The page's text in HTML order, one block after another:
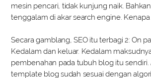
mesin pencari, tidak kunjung naik.
tenggalam di akar search engine. Kenapa
Secara gamblang, SEO itu terbagi 2: On
Kedalam dan keluar. Kedalam
pembenahan pada tubuh blog itu sendiri.
template blog sudah sesuai dengan